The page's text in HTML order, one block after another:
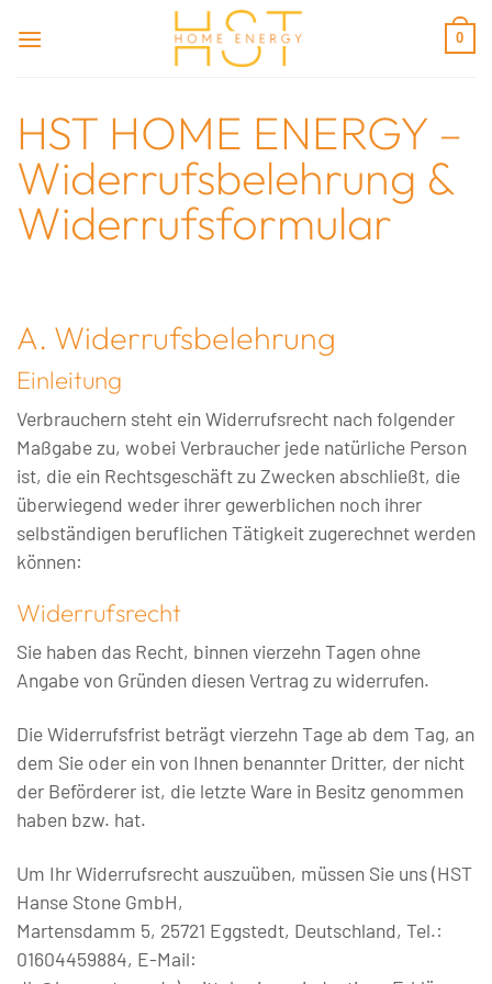
Inhalt
0
HST HOME ENERGY –
Widerrufsbelehrung &
Widerrufsformular
A. Widerrufsbelehrung
Einleitung
Verbrauchern steht ein Widerrufsrecht nach folgender
Maßgabe zu, wobei Verbraucher jede natürliche Person
ist, die ein Rechtsgeschäft zu Zwecken abschließt, die
überwiegend weder ihrer gewerblichen noch ihrer
selbständigen beruflichen Tätigkeit zugerechnet werden
können:
Widerrufsrecht
Sie haben das Recht, binnen vierzehn Tagen ohne
Angabe von Gründen diesen Vertrag zu widerrufen.
Die Widerrufsfrist beträgt vierzehn Tage ab dem Tag, an
dem Sie oder ein von Ihnen benannter Dritter, der nicht
der Beförderer ist, die letzte Ware in Besitz genommen
haben bzw. hat.
Um Ihr Widerrufsrecht auszuüben, müssen Sie uns (HST
Hanse Stone GmbH,
Martensdamm 5, 25721 Eggstedt, Deutschland, Tel.:
01604459884, E-Mail: